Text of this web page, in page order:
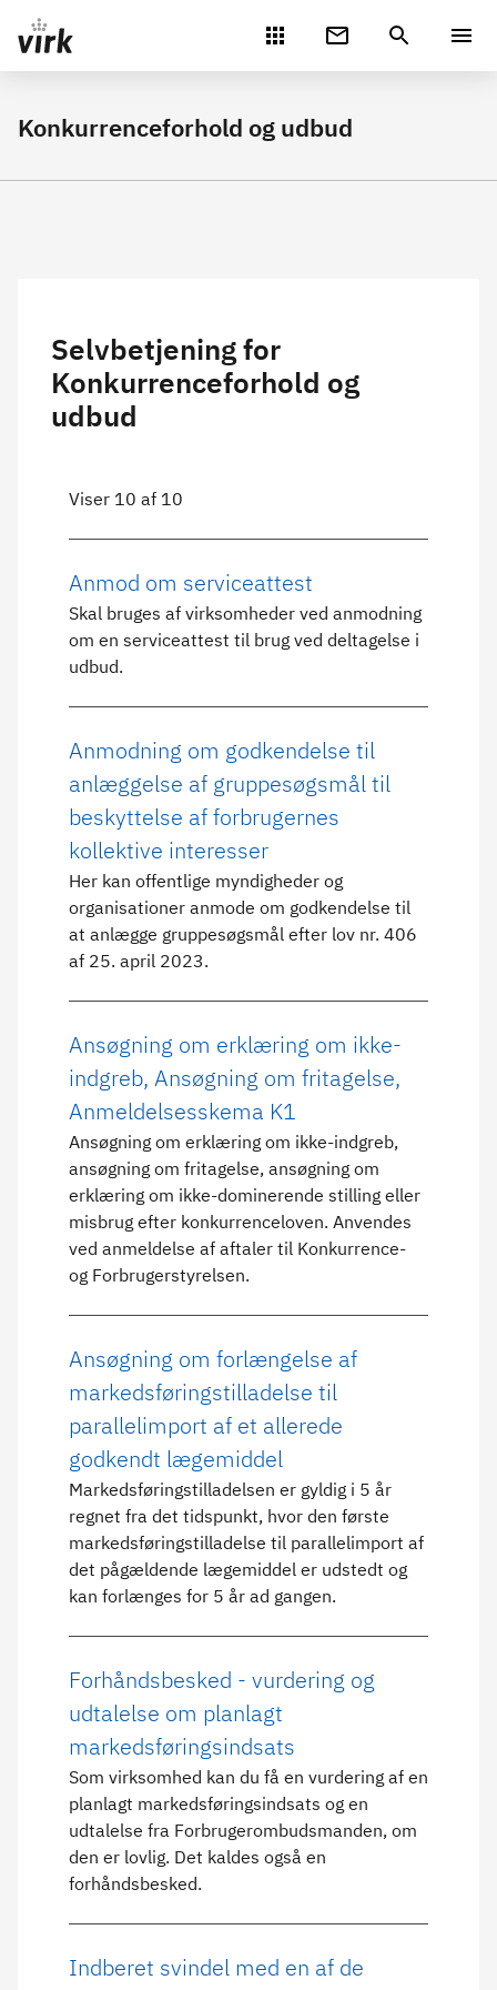
Gå direkte til indhold
Konkurrenceforhold og udbud
Selvbetjening for
Konkurrenceforhold og
udbud
Viser 10 af 10
Anmod om serviceattest
Skal bruges af virksomheder ved anmodning
om en serviceattest til brug ved deltagelse i
udbud.
Anmodning om godkendelse til
anlæggelse af gruppesøgsmål til
beskyttelse af forbrugernes
kollektive interesser
Her kan offentlige myndigheder og
organisationer anmode om godkendelse til
at anlægge gruppesøgsmål efter lov nr. 406
af 25. april 2023.
Ansøgning om erklæring om ikke-
indgreb, Ansøgning om fritagelse,
Anmeldelsesskema K1
Ansøgning om erklæring om ikke-indgreb,
ansøgning om fritagelse, ansøgning om
erklæring om ikke-dominerende stilling eller
misbrug efter konkurrenceloven. Anvendes
ved anmeldelse af aftaler til Konkurrence-
og Forbrugerstyrelsen.
Ansøgning om forlængelse af
markedsføringstilladelse til
parallelimport af et allerede
godkendt lægemiddel
Markedsføringstilladelsen er gyldig i 5 år
regnet fra det tidspunkt, hvor den første
markedsføringstilladelse til parallelimport af
det pågældende lægemiddel er udstedt og
kan forlænges for 5 år ad gangen.
Forhåndsbesked - vurdering og
udtalelse om planlagt
markedsføringsindsats
Som virksomhed kan du få en vurdering af en
planlagt markedsføringsindsats og en
udtalelse fra Forbrugerombudsmanden, om
den er lovlig. Det kaldes også en
forhåndsbesked.
Indberet svindel med en af de